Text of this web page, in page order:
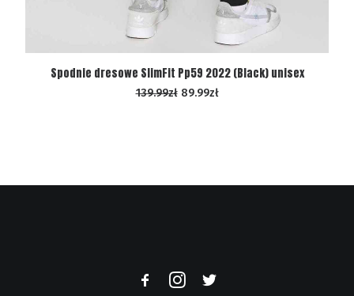
WYBIERZ OPCJE
Spodnie dresowe SlimFit Pp59 2022 (Black) unisex
139.99zł 89.99zł